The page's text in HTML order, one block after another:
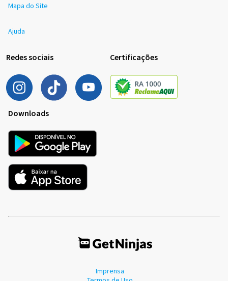
Mapa do Site
Ajuda
Redes sociais Certificações
Downloads
Imprensa